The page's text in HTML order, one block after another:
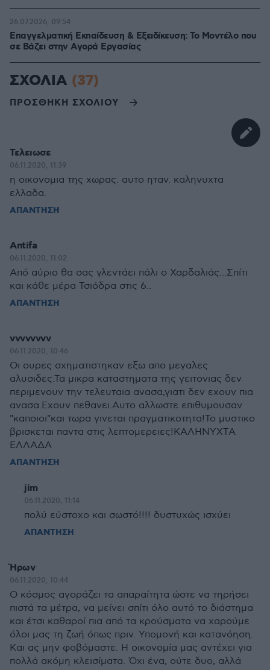
Επαγγελματική Εκπαίδευση & Εξειδίκευση: Το Mοντέλο που
σε Bάζει στην Aγορά Eργασίας
26.07.2026, 09:54
ΣΧΟΛΙΑ (37)
ΠΡΟΣΘΗΚΗ ΣΧΟΛΙΟΥ
Τελειωσε
06.11.2020, 11:39
η οικονομια της χωρας. αυτο ηταν. καληνυχτα
ελλαδα.
ΑΠΑΝΤΗΣΗ
Antifa
06.11.2020, 11:02
Από αύριο θα σας γλεντάει πάλι ο Χαρδαλιάς...Σπίτι
και κάθε μέρα Τσιόδρα στις 6..
ΑΠΑΝΤΗΣΗ
vvvvvvvv
06.11.2020, 10:46
Οι ουρες σχηματιστηκαν εξω απο μεγαλες
αλυσιδες.Τα μικρα καταστηματα της γειτονιας δεν
περιμενουν την τελευταια ανασα,γιατι δεν εχουν πια
ανασα.Εχουν πεθανει.Αυτο αλλωστε επιθυμουσαν
"καποιοι"και τωρα γινεται πραγματικοτητα!Το μυστικο
βρισκεται παντα στις λεπτομερειες!ΚΑΛΗΝΥΧΤΑ
ΕΛΛΑΔΑ
ΑΠΑΝΤΗΣΗ
jim
06.11.2020, 11:14
πολύ εύστοχο και σωστό!!!! δυστυχώς ισχύει
ΑΠΑΝΤΗΣΗ
Ήρων
06.11.2020, 10:44
Ο κόσμος αγοράζει τα απαραίτητα ώστε να τηρήσει
πιστά τα μέτρα, να μείνει σπίτι όλο αυτό το διάστημα
και έτσι καθαροί πια από τα κρούσματα να χαρούμε
όλοι μας τη ζωή όπως πριν. Υπομονή και κατανόηση.
Και ας μην φοβόμαστε. Η οικονομία μας αντέχει για
πολλά ακόμη κλεισίματα. Όχι ένα, ούτε δυο, αλλά